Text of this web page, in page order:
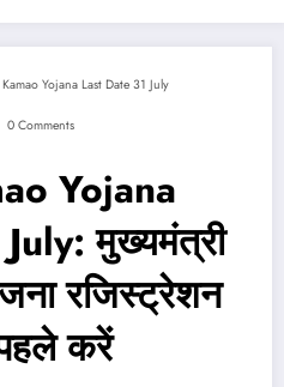
Yojana Last Date 31 July
0 Comments
Yojana
मुख्यमंत्री
रजिस्ट्रेशन
करें